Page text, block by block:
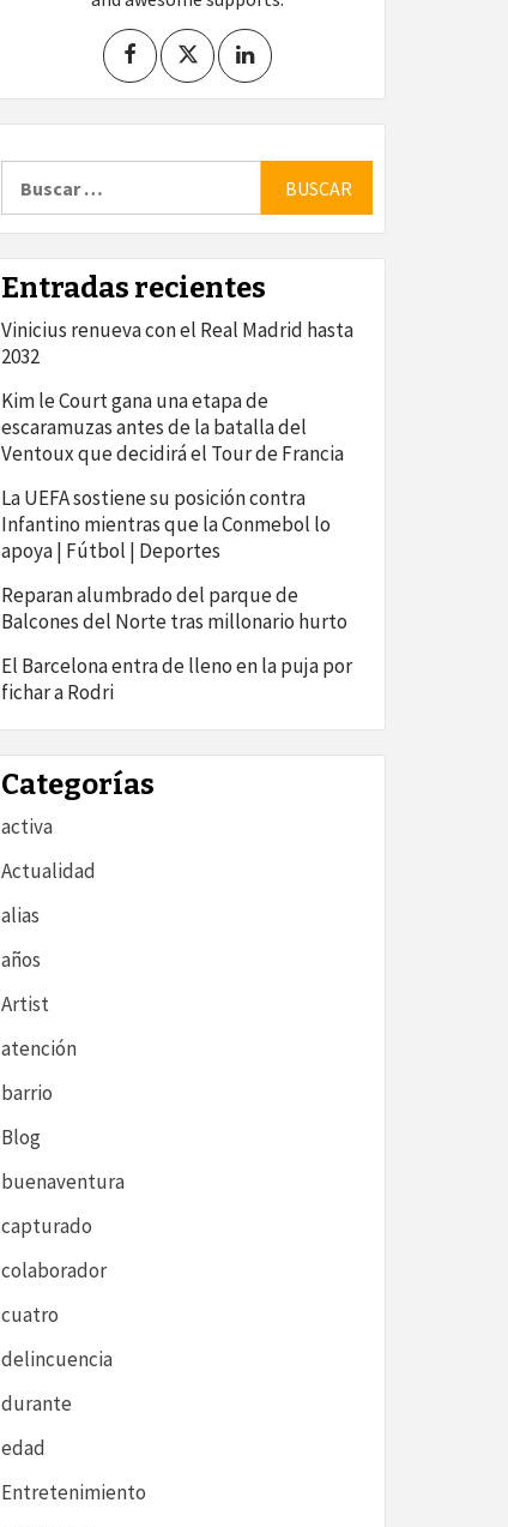
Entradas recientes
Vinicius renueva con el Real Madrid hasta
2032
Kim le Court gana una etapa de
escaramuzas antes de la batalla del
Ventoux que decidirá el Tour de Francia
La UEFA sostiene su posición contra
Infantino mientras que la Conmebol lo
apoya | Fútbol | Deportes
Reparan alumbrado del parque de
Balcones del Norte tras millonario hurto
El Barcelona entra de lleno en la puja por
fichar a Rodri
Categorías
activa
Actualidad
alias
años
Artist
atención
barrio
Blog
buenaventura
capturado
colaborador
cuatro
delincuencia
durante
edad
Entretenimiento